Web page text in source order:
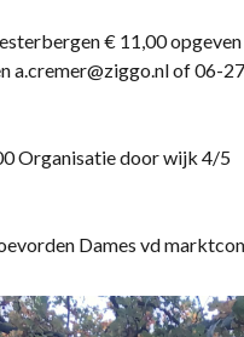
€ 11,00
a.cremer@ziggo.nl of 06-
Organisatie door wijk 4/5
Dames vd